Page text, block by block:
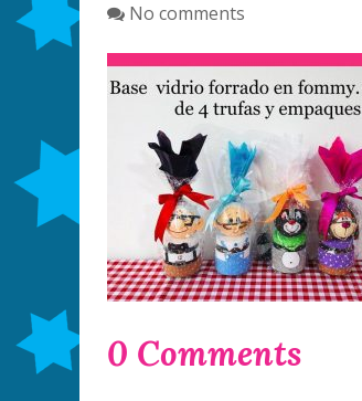
No comments
0 Comments